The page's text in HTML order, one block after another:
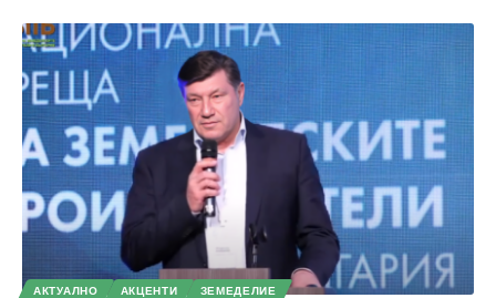
АКТУАЛНО АКЦЕНТИ ЗЕМЕДЕЛИЕ